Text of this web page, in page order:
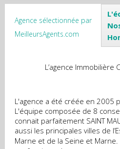
Agence sélectionnée par
MeilleursAgents.com
L’agence Immobilière
L'agence a été créée en 2005
L'équipe composée de 8
connait parfaitement SAINT
aussi les principales villes de
Marne et de la Seine et Marne.